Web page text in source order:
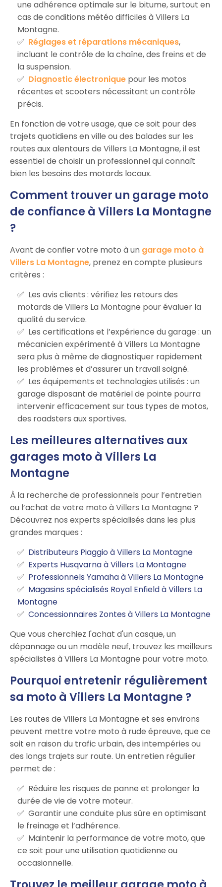
une adhérence optimale sur le bitume, surtout en
cas de conditions météo difficiles à Villers La
Montagne.
Réglages et réparations mécaniques,
incluant le contrôle de la chaîne, des freins et de
la suspension.
Diagnostic électronique pour les motos
récentes et scooters nécessitant un contrôle
précis.
En fonction de votre usage, que ce soit pour des
trajets quotidiens en ville ou des balades sur les
routes aux alentours de Villers La Montagne, il est
essentiel de choisir un professionnel qui connaît
bien les besoins des motards locaux.
Comment trouver un garage moto
de confiance à Villers La Montagne
?
Avant de confier votre moto à un garage moto à
Villers La Montagne, prenez en compte plusieurs
critères :
Les avis clients : vérifiez les retours des
motards de Villers La Montagne pour évaluer la
qualité du service.
Les certifications et l’expérience du garage : un
mécanicien expérimenté à Villers La Montagne
sera plus à même de diagnostiquer rapidement
les problèmes et d’assurer un travail soigné.
Les équipements et technologies utilisés : un
garage disposant de matériel de pointe pourra
intervenir efficacement sur tous types de motos,
des roadsters aux sportives.
Les meilleures alternatives aux
garages moto à Villers La
Montagne
À la recherche de professionnels pour l’entretien
ou l’achat de votre moto à Villers La Montagne ?
Découvrez nos experts spécialisés dans les plus
grandes marques :
Distributeurs Piaggio à Villers La Montagne
Experts Husqvarna à Villers La Montagne
Professionnels Yamaha à Villers La Montagne
Magasins spécialisés Royal Enfield à Villers La
Montagne
Concessionnaires Zontes à Villers La Montagne
Que vous cherchiez l'achat d'un casque, un
dépannage ou un modèle neuf, trouvez les meilleurs
spécialistes à Villers La Montagne pour votre moto.
Pourquoi entretenir régulièrement
sa moto à Villers La Montagne ?
Les routes de Villers La Montagne et ses environs
peuvent mettre votre moto à rude épreuve, que ce
soit en raison du trafic urbain, des intempéries ou
des longs trajets sur route. Un entretien régulier
permet de :
Réduire les risques de panne et prolonger la
durée de vie de votre moteur.
Garantir une conduite plus sûre en optimisant
le freinage et l’adhérence.
Maintenir la performance de votre moto, que
ce soit pour une utilisation quotidienne ou
occasionnelle.